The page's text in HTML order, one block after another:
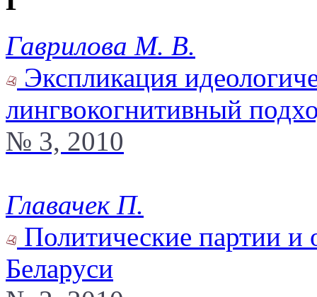
Гаврилова М. В.
Экспликация
лингвокогнитивный
№ 3, 2010
Главачек П.
Политические партии и
Беларуси